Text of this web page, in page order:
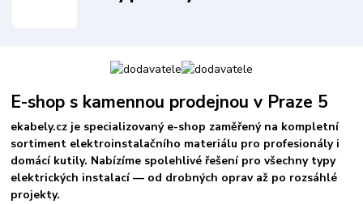
E-shop s kamennou prodejnou v Praze 5
ekabely.cz je specializovaný e-shop zaměřený na kompletní
sortiment elektroinstalačního materiálu pro profesionály i
domácí kutily. Nabízíme spolehlivé řešení pro všechny typy
elektrických instalací — od drobných oprav až po rozsáhlé
projekty.